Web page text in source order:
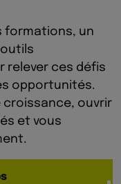
formations, un
relever ces défis
opportunités.
croissance, ouvrir
et vous